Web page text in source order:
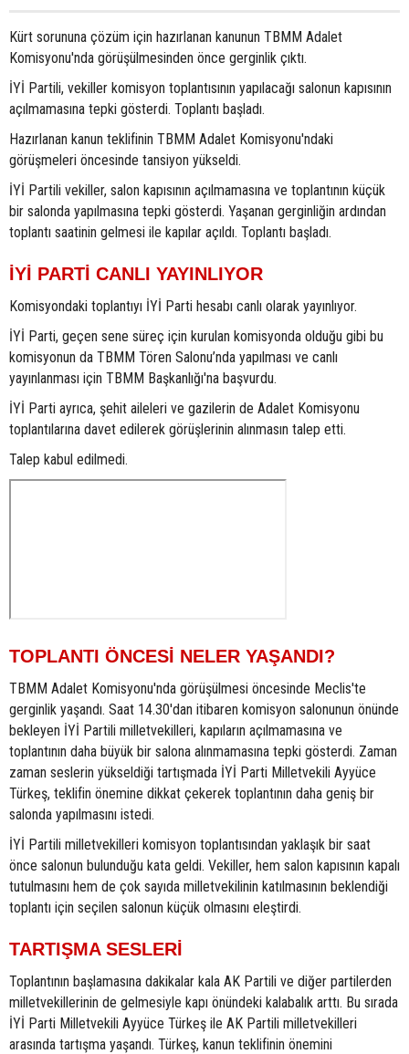
Kürt sorununa çözüm için hazırlanan kanunun TBMM Adalet
Komisyonu'nda görüşülmesinden önce gerginlik çıktı.
İYİ Partili, vekiller komisyon toplantısının yapılacağı salonun kapısının
açılmamasına tepki gösterdi. Toplantı başladı.
Hazırlanan kanun teklifinin TBMM Adalet Komisyonu'ndaki
görüşmeleri öncesinde tansiyon yükseldi.
İYİ Partili vekiller, salon kapısının açılmamasına ve toplantının küçük
bir salonda yapılmasına tepki gösterdi. Yaşanan gerginliğin ardından
toplantı saatinin gelmesi ile kapılar açıldı. Toplantı başladı.
İYİ PARTİ CANLI YAYINLIYOR
Komisyondaki toplantıyı İYİ Parti hesabı canlı olarak yayınlıyor.
İYİ Parti, geçen sene süreç için kurulan komisyonda olduğu gibi bu
komisyonun da TBMM Tören Salonu’nda yapılması ve canlı
yayınlanması için TBMM Başkanlığı'na başvurdu.
İYİ Parti ayrıca, şehit aileleri ve gazilerin de Adalet Komisyonu
toplantılarına davet edilerek görüşlerinin alınmasın talep etti.
Talep kabul edilmedi.
TOPLANTI ÖNCESİ NELER YAŞANDI?
TBMM Adalet Komisyonu'nda görüşülmesi öncesinde Meclis'te
gerginlik yaşandı. Saat 14.30'dan itibaren komisyon salonunun önünde
bekleyen İYİ Partili milletvekilleri, kapıların açılmamasına ve
toplantının daha büyük bir salona alınmamasına tepki gösterdi. Zaman
zaman seslerin yükseldiği tartışmada İYİ Parti Milletvekili Ayyüce
Türkeş, teklifin önemine dikkat çekerek toplantının daha geniş bir
salonda yapılmasını istedi.
İYİ Partili milletvekilleri komisyon toplantısından yaklaşık bir saat
önce salonun bulunduğu kata geldi. Vekiller, hem salon kapısının kapalı
tutulmasını hem de çok sayıda milletvekilinin katılmasının beklendiği
toplantı için seçilen salonun küçük olmasını eleştirdi.
TARTIŞMA SESLERİ
Toplantının başlamasına dakikalar kala AK Partili ve diğer partilerden
milletvekillerinin de gelmesiyle kapı önündeki kalabalık arttı. Bu sırada
İYİ Parti Milletvekili Ayyüce Türkeş ile AK Partili milletvekilleri
arasında tartışma yaşandı. Türkeş, kanun teklifinin önemini